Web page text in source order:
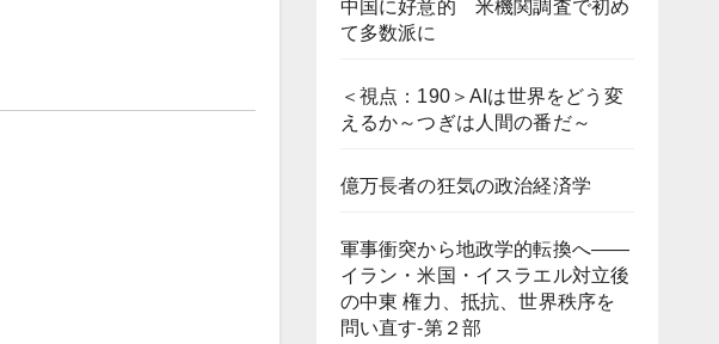
中国に好意的 米機関調査で初め
て多数派に
＜視点：190＞AIは世界をどう変
えるか～つぎは人間の番だ～
億万長者の狂気の政治経済学
軍事衝突から地政学的転換へ――
イラン・米国・イスラエル対立後
の中東 権力、抵抗、世界秩序を
問い直す-第２部